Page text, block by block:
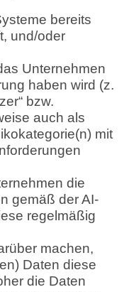
bereits
und/oder
Unternehmen
haben wird (z.
bzw.
auch als
mit
die
gemäß der AI-
regelmäßig
machen,
Daten diese
die Daten